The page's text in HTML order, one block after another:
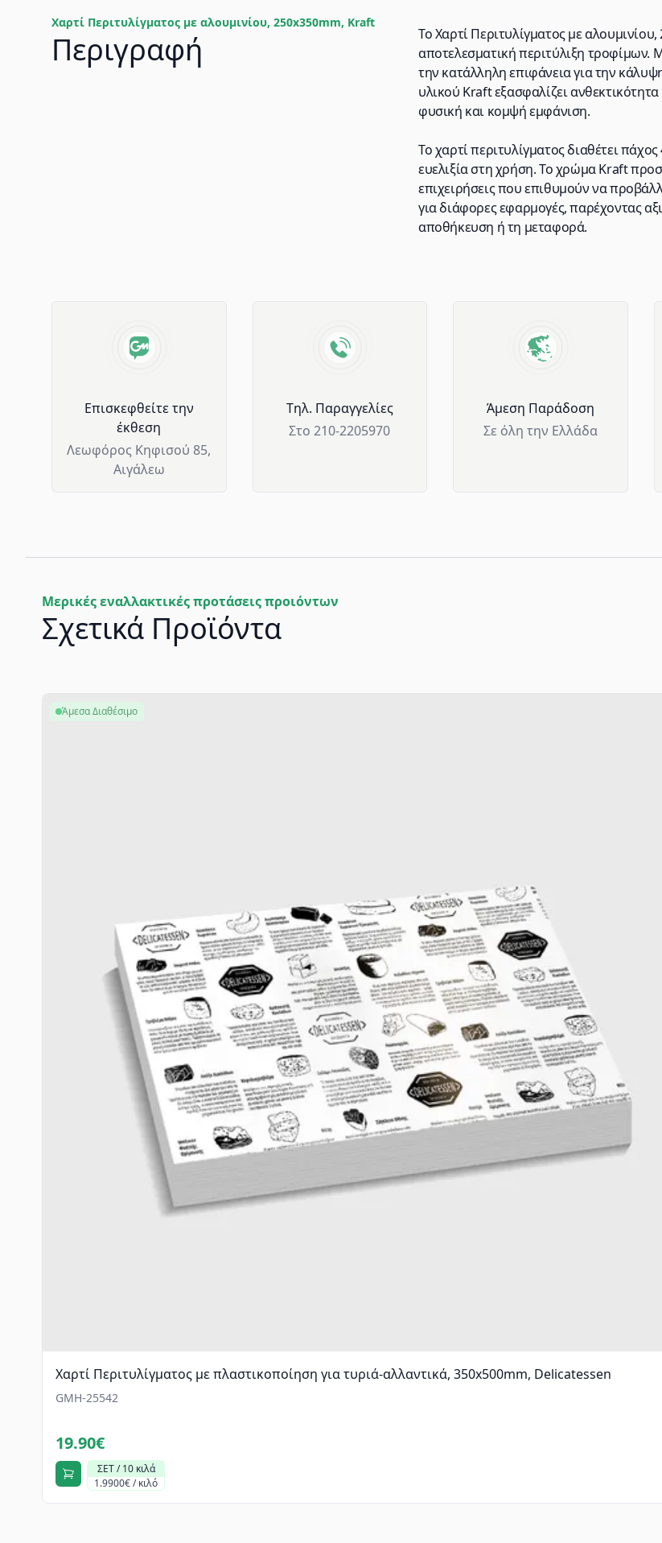
Χαρτί Περιτυλίγματος με αλουμινίου, 250x350mm, Kraft
Περιγραφή
Το Χαρτί Περιτυλίγματος με
αποτελεσματική περιτύλιξη τροφίμων.
την κατάλληλη επιφάνεια για την
υλικού Kraft εξασφαλίζει
φυσική και κομψή εμφάνιση.
Το χαρτί περιτυλίγματος διαθέτει
ευελιξία στη χρήση. Το χρώμα Kraft
επιχειρήσεις που επιθυμούν να
για διάφορες εφαρμογές, παρέχοντας
αποθήκευση ή τη μεταφορά.
Επισκεφθείτε την
έκθεση
Λεωφόρος Κηφισού 85,
Αιγάλεω
Tηλ. Παραγγελίες
Στο 210-2205970
Άμεση Παράδοση
Σε όλη την Ελλάδα
Μερικές εναλλακτικές προτάσεις προιόντων
Σχετικά Προϊόντα
Χαρτί Περιτυλίγματος με πλαστικοποίηση για τυριά-αλλαντικά, 350x500mm, Delicatessen
GMH-25542
19.90€
ΣΕΤ / 10 κιλά
1.9900€ / κιλό
Άμεσα Διαθέσιμο